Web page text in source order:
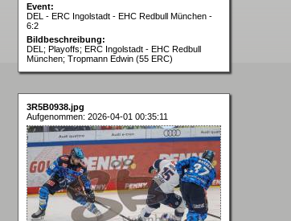
Event:
DEL - ERC Ingolstadt - EHC Redbull München -
6:2
Bildbeschreibung:
DEL; Playoffs; ERC Ingolstadt - EHC Redbull
München; Tropmann Edwin (55 ERC)
3R5B0938.jpg
Aufgenommen: 2026-04-01 00:35:11